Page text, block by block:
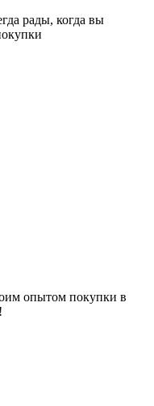
рады, когда вы
опытом покупки в